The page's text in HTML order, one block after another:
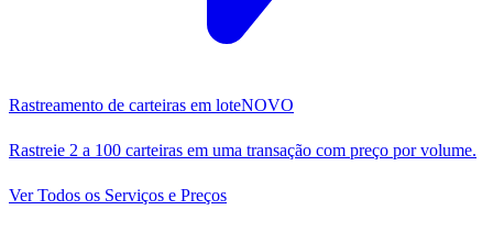
Rastreamento de carteiras em loteNOVO
Rastreie 2 a 100 carteiras em uma transação com preço por volume.
Ver Todos os Serviços e Preços